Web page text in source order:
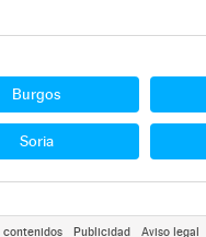
Burgos
Soria
contenidos Publicidad Aviso legal